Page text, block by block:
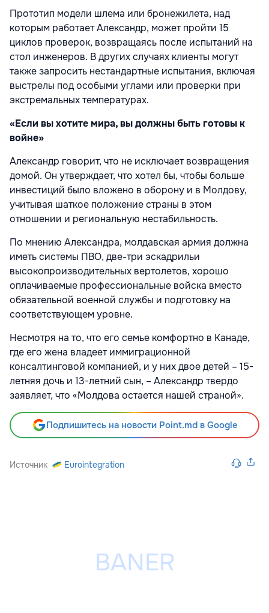
Прототип модели шлема или бронежилета, над
которым работает Александр, может пройти 15
циклов проверок, возвращаясь после испытаний на
стол инженеров. В других случаях клиенты могут
также запросить нестандартные испытания, включая
выстрелы под особыми углами или проверки при
экстремальных температурах.
«Если вы хотите мира, вы должны быть готовы к
войне»
Александр говорит, что не исключает возвращения
домой. Он утверждает, что хотел бы, чтобы больше
инвестиций было вложено в оборону и в Молдову,
учитывая шаткое положение страны в этом
отношении и региональную нестабильность.
По мнению Александра, молдавская армия должна
иметь системы ПВО, две-три эскадрильи
высокопроизводительных вертолетов, хорошо
оплачиваемые профессиональные войска вместо
обязательной военной службы и подготовку на
соответствующем уровне.
Несмотря на то, что его семье комфортно в Канаде,
где его жена владеет иммиграционной
консалтинговой компанией, и у них двое детей – 15-
летняя дочь и 13-летний сын, – Александр твердо
заявляет, что «Молдова остается нашей страной».
Подпишитесь на новости Point.md в Google
Источник Eurointegration